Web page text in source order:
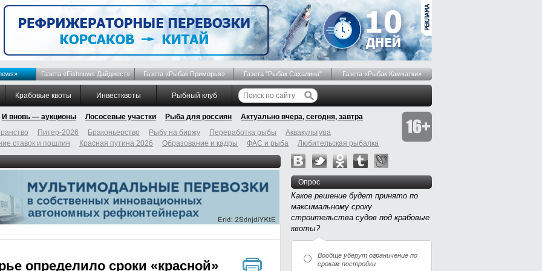
Газета «Fishnews Дайджест» Газета «Рыбак Приморья» Газета "Рыбак Сахалина" Газета «Рыбак Камчатки»
Крабовые квоты Инвестквоты Рыбный клуб
И вновь — аукционы Лососевые участки Рыба для россиян
Актуально вчера, сегодня, завтра
Питер-2026 Браконьерство Рыбу на биржу Переработка рыбы
Аквакультура
ставок и пошлин Красная путина 2026 Образование и кадры ФАС и рыба Любительская рыбалка
определило сроки «красной»
Опрос
Какое решение будет принято по
максимальному сроку
строительства судов под крабовые
квоты?
Вообще уберут ограничение по
срокам постройки